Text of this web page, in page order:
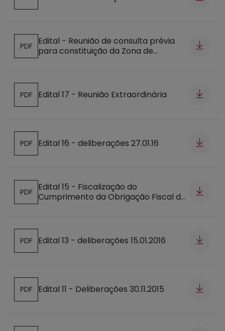
Abre num novo separador
Abre num novo separador
PDF
Edital - Reunião de consulta prévia
para constituição da Zona de
Abre num novo separador
PDF Edital 17 - Reunião Extraordinária
Abre num novo separador
PDF Edital 16 - deliberações 27.01.16
Abre num novo separador
PDF
Edital 15 - Fiscalização do
Cumprimento da Obrigação Fiscal de
Abre num novo separador
PDF Edital 13 - deliberações 15.01.2016
Abre num novo separador
PDF Edital 11 - Deliberações 30.11.2015